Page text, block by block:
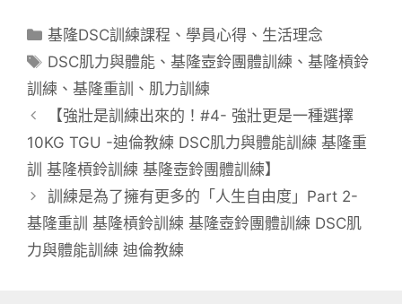
分
類
基隆DSC訓練課程 、 學員心得 、 生活理念
標
籤
DSC肌力與體能 、基隆壺鈴團體訓練 、基隆槓鈴
訓練 、 基隆重訓 、 肌力訓練
【強壯是訓練出來的！#4- 強壯更是一種選擇
10KG TGU -迪倫教練 DSC肌力與體能訓練 基隆重
訓 基隆槓鈴訓練 基隆壺鈴團體訓練】
訓練是為了擁有更多的「人生自由度」Part 2-
基隆重訓 基隆槓鈴訓練 基隆壺鈴團體訓練 DSC肌
力與體能訓練 迪倫教練